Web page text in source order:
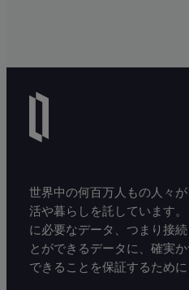
世界中の何百万人もの人々
活や暮らしを託しています
に必要なデータ、つまり接
とができるデータに、確実
できることを保証するために